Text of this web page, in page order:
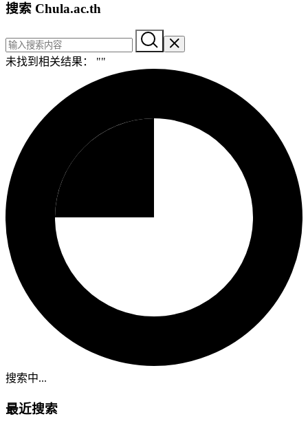
搜索 Chula.ac.th
未找到相关结果： ""
搜索中...
最近搜索